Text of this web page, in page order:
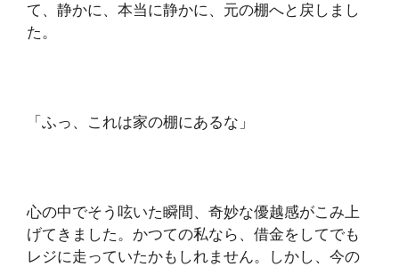
て、静かに、本当に静かに、元の棚へと戻しまし
た。
「ふっ、これは家の棚にあるな」
心の中でそう呟いた瞬間、奇妙な優越感がこみ上
げてきました。かつての私なら、借金をしてでも
レジに走っていたかもしれません。しかし、今の